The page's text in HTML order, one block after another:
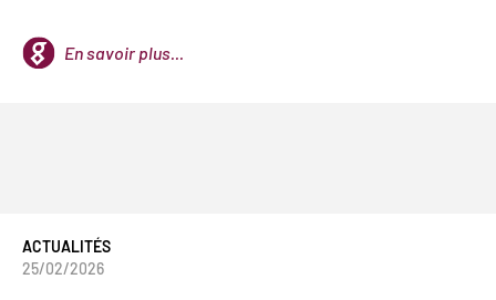
En savoir plus...
ACTUALITÉS
25/02/2026